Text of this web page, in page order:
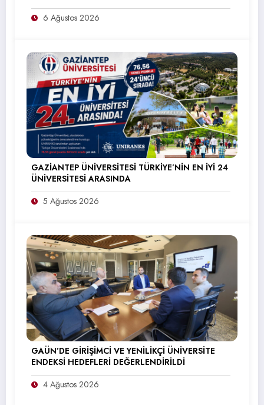
6 Ağustos 2026
GAZİANTEP ÜNİVERSİTESİ TÜRKİYE’NİN EN İYİ 24
ÜNİVERSİTESİ ARASINDA
5 Ağustos 2026
GAÜN’DE GİRİŞİMCİ VE YENİLİKÇİ ÜNİVERSİTE
ENDEKSİ HEDEFLERİ DEĞERLENDİRİLDİ
4 Ağustos 2026